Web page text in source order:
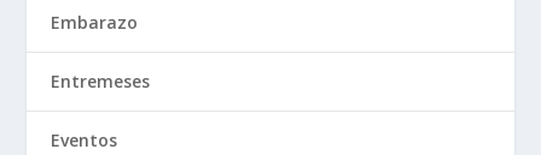
Embarazo
Entremeses
Eventos